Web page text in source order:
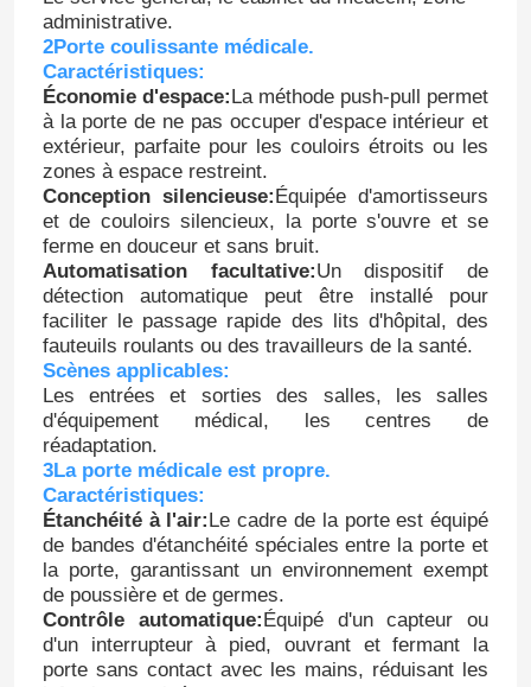
administrative.
2Porte coulissante médicale.
Caractéristiques:
Économie d'espace:La méthode push-pull permet
à la porte de ne pas occuper d'espace intérieur et
extérieur, parfaite pour les couloirs étroits ou les
zones à espace restreint.
Conception silencieuse:Équipée d'amortisseurs
et de couloirs silencieux, la porte s'ouvre et se
ferme en douceur et sans bruit.
Automatisation facultative:Un dispositif de
détection automatique peut être installé pour
faciliter le passage rapide des lits d'hôpital, des
fauteuils roulants ou des travailleurs de la santé.
Scènes applicables:
Les entrées et sorties des salles, les salles
d'équipement médical, les centres de
réadaptation.
3La porte médicale est propre.
Caractéristiques:
Étanchéité à l'air:Le cadre de la porte est équipé
de bandes d'étanchéité spéciales entre la porte et
la porte, garantissant un environnement exempt
de poussière et de germes.
Contrôle automatique:Équipé d'un capteur ou
d'un interrupteur à pied, ouvrant et fermant la
porte sans contact avec les mains, réduisant les